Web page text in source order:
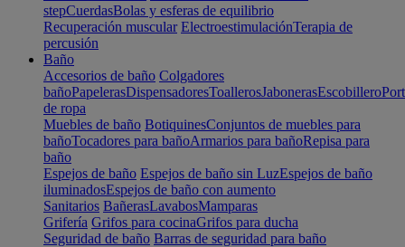
stepCuerdasBolas y esferas de equilibrio
Recuperación muscular ElectroestimulaciónTerapia de
percusión
Baño
Accesorios de baño Colgadores
bañoPapelerasDispensadoresToallerosJabonerasEscobillero
de ropa
Muebles de baño BotiquinesConjuntos de muebles para
bañoTocadores para bañoArmarios para bañoRepisa para
baño
Espejos de baño Espejos de baño sin LuzEspejos de baño
iluminadosEspejos de baño con aumento
Sanitarios BañerasLavabosMamparas
Grifería Grifos para cocinaGrifos para ducha
Seguridad de baño Barras de seguridad para baño